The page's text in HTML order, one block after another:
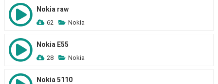
Nokia raw
62 Nokia
Nokia E55
28 Nokia
Nokia 5110